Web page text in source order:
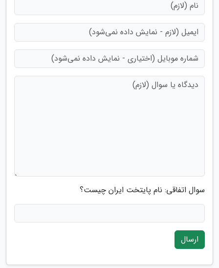
سوال اتفاقی: نام پایتخت ایران چیست؟
ارسال